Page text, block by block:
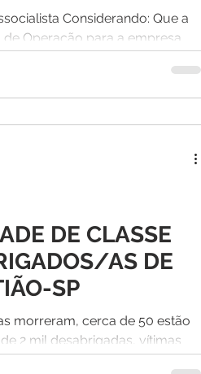
Considerando: Que a
Operação para a empresa
DE CLASSE
AS DE
SP
morreram, cerca de 50 estão
2 mil desabrigadas, vítimas
o litoral...